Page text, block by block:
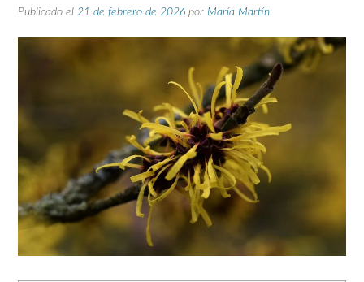
Publicado el 21 de febrero de 2026 por María Martín